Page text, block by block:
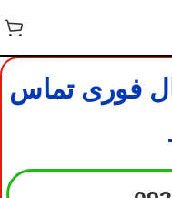
فوری تماس
DigiArzanSara
DigiArzanSara